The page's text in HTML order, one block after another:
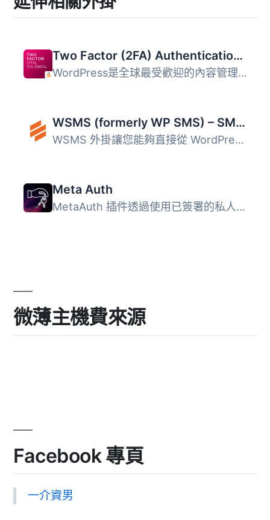
Two Factor (2FA) Authentication via Email
WordPress是全球最受歡迎的內容管理系統（CMS），超過40％的...
WSMS (formerly WP SMS) – SMS & MMS Notifications with OTP and 2FA for WooCommerce
WSMS 外掛讓您能夠直接從 WordPress 發送 SMS/MMS 通知、一次...
Meta Auth
MetaAuth 插件透過使用已簽署的私人金鑰訊息和公開地址識別，...
微薄主機費來源
Facebook 專頁
一介資男